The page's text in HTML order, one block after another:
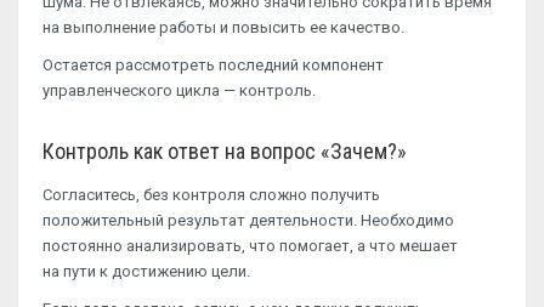
на выполнение работы и повысить ее качество.
Остается рассмотреть последний компонент
управленческого цикла — контроль.
Контроль как ответ на вопрос «Зачем?»
Согласитесь, без контроля сложно получить
положительный результат деятельности. Необходимо
постоянно анализировать, что помогает, а что мешает
на пути к достижению цели.